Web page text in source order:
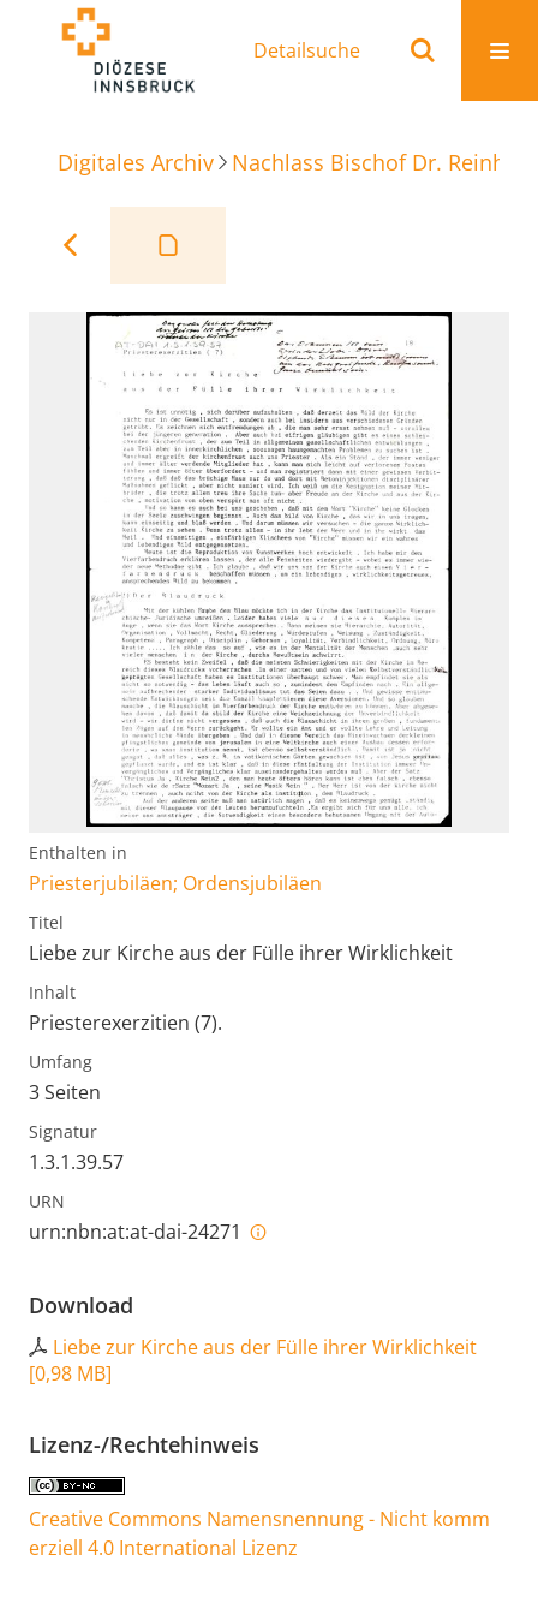
Detailsuche
Digitales Archiv Nachlass Bischof Dr.
Enthalten in
Priesterjubiläen; Ordensjubiläen
Titel
Liebe zur Kirche aus der Fülle ihrer Wirklichkeit
Inhalt
Priesterexerzitien (7).
Umfang
3 Seiten
Signatur
1.3.1.39.57
URN
urn:nbn:at:at-dai-24271
Download
Liebe zur Kirche aus der Fülle ihrer Wirklichkeit
[0,98 MB]
Lizenz-/Rechtehinweis
Creative Commons Namensnennung - Nicht komm
erziell 4.0 International Lizenz